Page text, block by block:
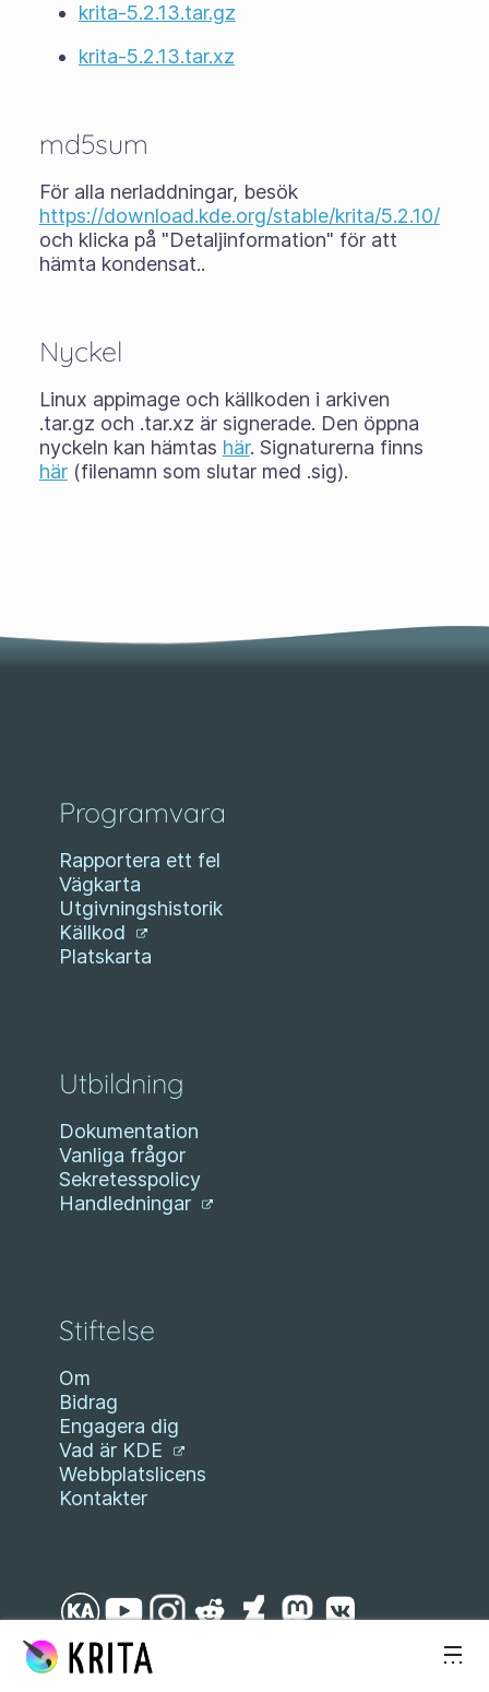
krita-5.2.13.tar.gz
krita-5.2.13.tar.xz
md5sum
För alla nerladdningar, besök
https://download.kde.org/stable/krita/5.2.10/
och klicka på "Detaljinformation" för att
hämta kondensat..
Nyckel
Linux appimage och källkoden i arkiven
.tar.gz och .tar.xz är signerade. Den öppna
nyckeln kan hämtas här. Signaturerna finns
här(filenamn som slutar med .sig).
Programvara
Rapportera ett fel
Vägkarta
Utgivningshistorik
Källkod
Platskarta
Utbildning
Dokumentation
Vanliga frågor
Sekretesspolicy
Handledningar
Stiftelse
Om
Bidrag
Engagera dig
Vad är KDE
Webbplatslicens
Kontakter